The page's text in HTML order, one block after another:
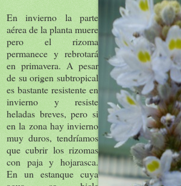
En invierno la parte
aérea de la planta muere
pero el rizoma
permanece y rebrotará
en primavera. A pesar
de su origen subtropical
es bastante resistente en
invierno y resiste
heladas breves, pero si
en la zona hay invierno
muy duros, tendríamos
que cubrir los rizomas
con paja y hojarasca.
En un estanque cuya